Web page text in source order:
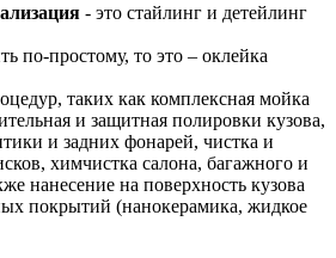
- это стайлинг и детейлинг
по-простому, то это – оклейка
таких как комплексная мойка
и защитная полировки кузова,
и задних фонарей, чистка и
химчистка салона, багажного и
нанесение на поверхность кузова
покрытий (нанокерамика, жидкое